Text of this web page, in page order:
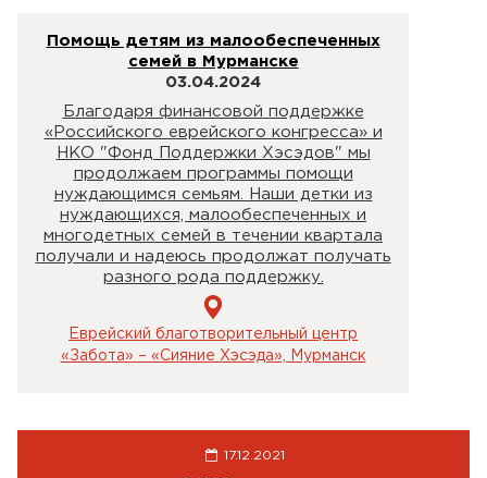
Помощь детям из малообеспеченных
семей в Мурманске
03.04.2024
Благодаря финансовой поддержке
«Российского еврейского конгресса» и
НКО "Фонд Поддержки Хэсэдов" мы
продолжаем программы помощи
нуждающимся семьям. Наши детки из
нуждающихся, малообеспеченных и
многодетных семей в течении квартала
получали и надеюсь продолжат получать
разного рода поддержку.
Еврейский благотворительный центр
«Забота» – «Сияние Хэсэда», Мурманск
17.12.2021